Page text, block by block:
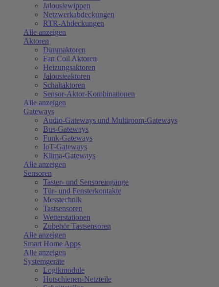
Jalousiewippen
Netzwerkabdeckungen
RTR-Abdeckungen
Alle anzeigen
Aktoren
Dimmaktoren
Fan Coil Aktoren
Heizungsaktoren
Jalousieaktoren
Schaltaktoren
Sensor-Aktor-Kombinationen
Alle anzeigen
Gateways
Audio-Gateways und Multiroom-Gateways
Bus-Gateways
Funk-Gateways
IoT-Gateways
Klima-Gateways
Alle anzeigen
Sensoren
Taster- und Sensoreingänge
Tür- und Fensterkontakte
Messtechnik
Tastsensoren
Wetterstationen
Zubehör Tastsensoren
Alle anzeigen
Smart Home Apps
Alle anzeigen
Systemgeräte
Logikmodule
Hutschienen-Netzteile